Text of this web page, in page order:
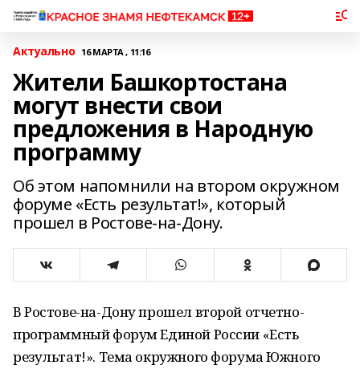
Актуально 16 МАРТА , 11:16
Жители Башкортостана
могут внести свои
предложения в Народную
программу
Об этом напомнили на втором окружном
форуме «Есть результат!», который
прошел в Ростове-на-Дону.
В Ростове-на-Дону прошел второй отчетно-
программный форум Единой России «Есть
результат!». Тема окружного форума Южного